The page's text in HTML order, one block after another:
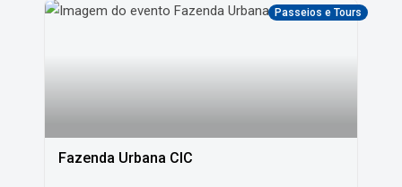
Passeios e Tours
Fazenda Urbana CIC